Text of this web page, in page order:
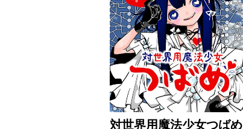
対世界用魔法少女つばめ